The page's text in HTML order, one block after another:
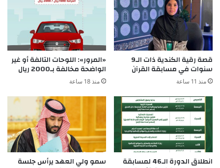
قصة رقية الكندية ذات الـ9
سنوات في مسابقة القرآن
منذ 11 ساعة
«المرور»: اللوحات التالفة أو غير
الواضحة مخالفة بـ2000 ريال
منذ 18 ساعة
انطلاق الدورة الـ46 لمسابقة سمو ولي العهد يرأس جلسة